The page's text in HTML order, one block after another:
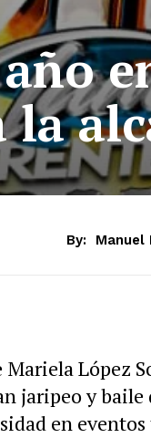
By: Manuel
López
jaripeo y baile
en